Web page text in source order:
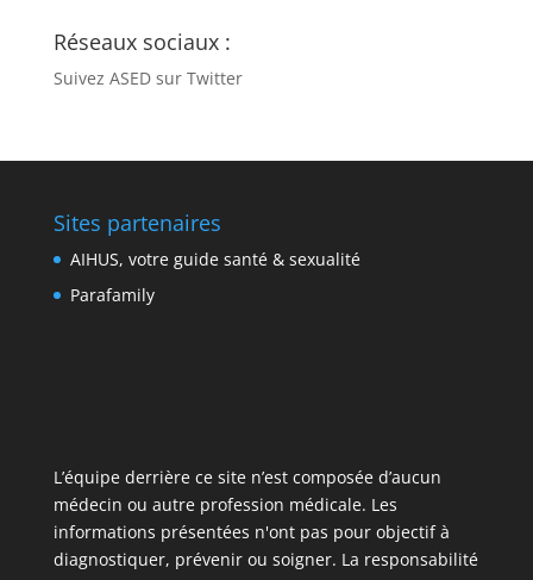
Réseaux sociaux :
Suivez ASED sur Twitter
Sites partenaires
AIHUS, votre guide santé & sexualité
Parafamily
L’équipe derrière ce site n’est composée d’aucun
médecin ou autre profession médicale. Les
informations présentées n'ont pas pour objectif à
diagnostiquer, prévenir ou soigner. La responsabilité